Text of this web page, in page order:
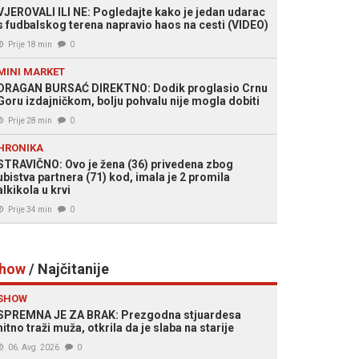
ILI NE: Pogledajte kako je jedan udarac
fudbalskog terena napravio haos na cesti (VIDEO)
Prije 18 min 0
MARKET
BURSAĆ DIREKTNO: Dodik proglasio Crnu
izdajničkom, bolju pohvalu nije mogla dobiti
Prije 28 min 0
Ovo je žena (36) privedena zbog
partnera (71) kod, imala je 2 promila
u krvi
Prije 34 min 0
/ Najčitanije
JE ZA BRAK: Prezgodna stjuardesa
traži muža, otkrila da je slaba na starije
06. Avg. 2026 0